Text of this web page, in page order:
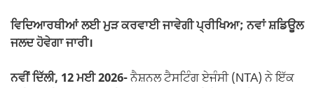
ਵਿਦਿਆਰਥੀਆਂ ਲਈ ਮੁੜ ਕਰਵਾਈ ਜਾਵੇਗੀ ਪ੍ਰੀਖਿਆ; ਨਵਾਂ ਸ਼ਡਿਊਲ
ਜਲਦ ਹੋਵੇਗਾ ਜਾਰੀ।
ਨਵੀਂ ਦਿੱਲੀ, 12 ਮਈ 2026-ਨੈਸ਼ਨਲ ਟੈਸਟਿੰਗ ਏਜੰਸੀ (NTA) ਨੇ ਇੱਕ